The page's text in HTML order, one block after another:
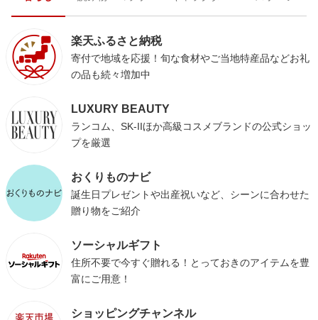
楽天ふるさと納税
寄付で地域を応援！旬な食材やご当地特産品などお礼
の品も続々増加中
LUXURY BEAUTY
ランコム、SK-IIほか高級コスメブランドの公式ショッ
プを厳選
おくりものナビ
誕生日プレゼントや出産祝いなど、シーンに合わせた
贈り物をご紹介
ソーシャルギフト
住所不要で今すぐ贈れる！とっておきのアイテムを豊
富にご用意！
ショッピングチャンネル